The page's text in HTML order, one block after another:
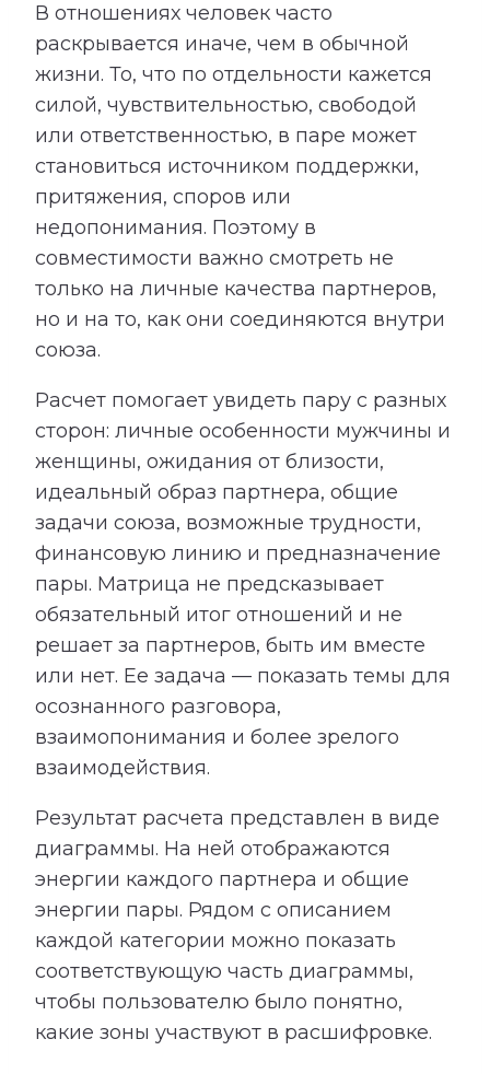
В отношениях человек часто
раскрывается иначе, чем в обычной
жизни. То, что по отдельности кажется
силой, чувствительностью, свободой
или ответственностью, в паре может
становиться источником поддержки,
притяжения, споров или
недопонимания. Поэтому в
совместимости важно смотреть не
только на личные качества партнеров,
но и на то, как они соединяются внутри
союза.
Расчет помогает увидеть пару с разных
сторон: личные особенности мужчины и
женщины, ожидания от близости,
идеальный образ партнера, общие
задачи союза, возможные трудности,
финансовую линию и предназначение
пары. Матрица не предсказывает
обязательный итог отношений и не
решает за партнеров, быть им вместе
или нет. Ее задача — показать темы для
осознанного разговора,
взаимопонимания и более зрелого
взаимодействия.
Результат расчета представлен в виде
диаграммы. На ней отображаются
энергии каждого партнера и общие
энергии пары. Рядом с описанием
каждой категории можно показать
соответствующую часть диаграммы,
чтобы пользователю было понятно,
какие зоны участвуют в расшифровке.